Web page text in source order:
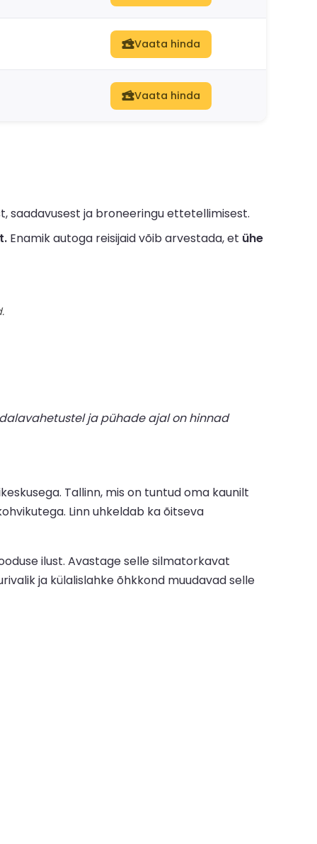
Vaata hinda
Vaata hinda
saadavusest ja broneeringu ettetellimisest.
Enamik autoga reisijaid võib arvestada, et ühe
ja pühade ajal on hinnad
Tallinn, mis on tuntud oma kaunilt
Linn uhkeldab ka õitseva
ilust. Avastage selle silmatorkavat
ja külalislahke õhkkond muudavad selle